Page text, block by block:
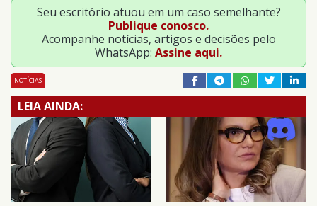
Seu escritório atuou em um caso semelhante?
Publique conosco.
Acompanhe notícias, artigos e decisões pelo
WhatsApp: Assine aqui.
NOTÍCIAS
LEIA AINDA: